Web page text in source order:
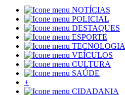
NOTÍCIAS
POLICIAL
DESTAQUES
ESPORTE
TECNOLOGIA
VEÍCULOS
CULTURA
SAÚDE
+
CIDADANIA